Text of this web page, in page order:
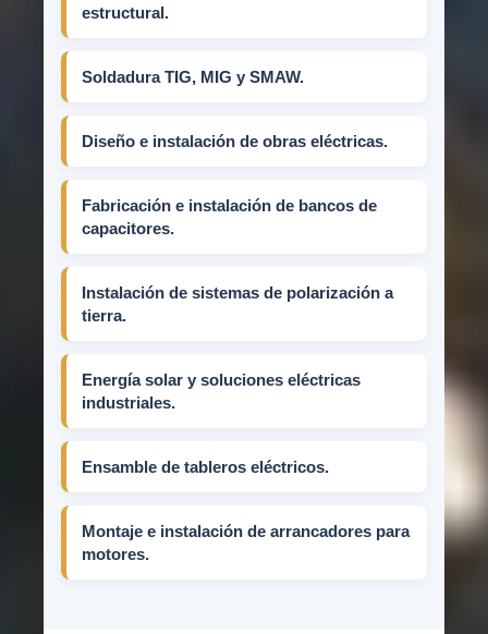
estructural.
Soldadura TIG, MIG y SMAW.
Diseño e instalación de obras eléctricas.
Fabricación e instalación de bancos de
capacitores.
Instalación de sistemas de polarización a
tierra.
Energía solar y soluciones eléctricas
industriales.
Ensamble de tableros eléctricos.
Montaje e instalación de arrancadores para
motores.